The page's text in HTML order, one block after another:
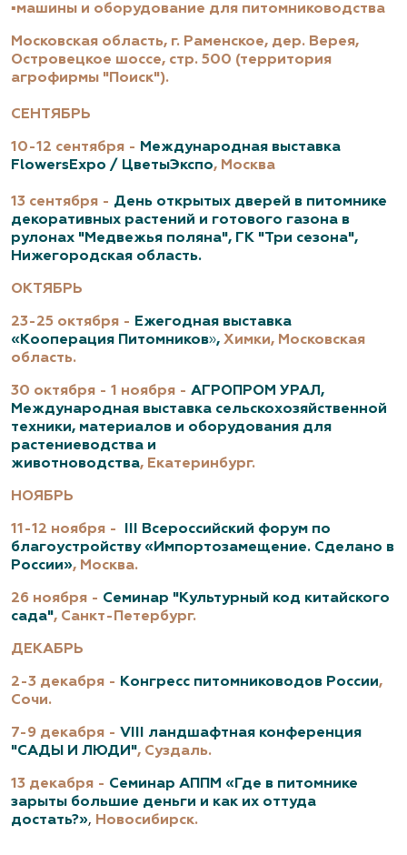
▪машины и оборудование для питомниководства
Московская область, г. Раменское, дер. Верея,
Островецкое шоссе, стр. 500 (территория
агрофирмы "Поиск").
СЕНТЯБРЬ
10-12 сентября - Международная выставка
FlowersExpo / ЦветыЭкспо, Москва
13 сентября - День открытых дверей в питомнике
декоративных растений и готового газона в
рулонах "Медвежья поляна", ГК "Три сезона",
Нижегородская область.
ОКТЯБРЬ
23-25 октября - Ежегодная выставка
«Кооперация Питомников», Химки, Московская
область.
30 октября - 1 ноября - АГРОПРОМ УРАЛ,
Международная выставка сельскохозяйственной
техники, материалов и оборудования для
растениеводства и
животноводства, Екатеринбург.
НОЯБРЬ
11-12 ноября -
III Всероссийский форум по
благоустройству «Импортозамещение. Сделано в
России», Москва.
26 ноября - Семинар "Культурный код китайского
сада", Санкт-Петербург.
ДЕКАБРЬ
2-3 декабря - Конгресс питомниководов России,
Сочи.
7-9 декабря - VIII ландшафтная конференция
"САДЫ И ЛЮДИ", Суздаль.
13 декабря - Семинар АППМ «Где в питомнике
зарыты большие деньги и как их оттуда
достать?», Новосибирск.